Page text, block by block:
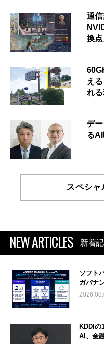
通
換点
え
れ
デ
る
スペシャ
NEW ARTICLES 新着
ソフト
ガバナ
KDDIの
AI、金